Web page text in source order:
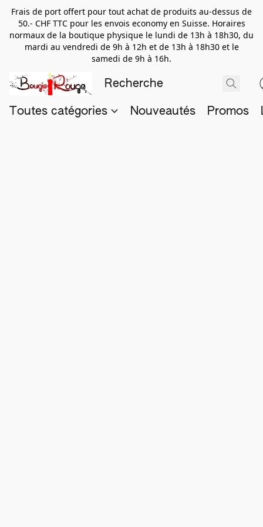
Frais de port offert pour tout achat de produits au-dessus de
50.- CHF TTC pour les envois economy en Suisse. Horaires
normaux de la boutique physique le lundi de 13h à 18h30, du
mardi au vendredi de 9h à 12h et de 13h à 18h30 et le
samedi de 9h à 16h.
Toutes catégories Nouveautés Promos